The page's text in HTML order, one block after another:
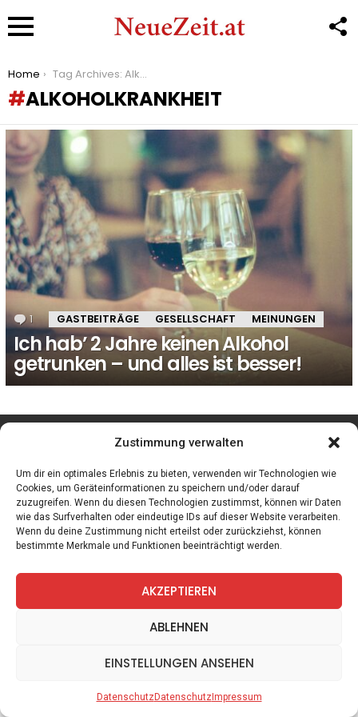
Zustimmung verwalten
Um dir ein optimales Erlebnis zu bieten, verwenden wir Technologien wie
Cookies, um Geräteinformationen zu speichern und/oder darauf
zuzugreifen. Wenn du diesen Technologien zustimmst, können wir Daten
wie das Surfverhalten oder eindeutige IDs auf dieser Website verarbeiten.
Wenn du deine Zustimmung nicht erteilst oder zurückziehst, können
bestimmte Merkmale und Funktionen beeinträchtigt werden.
AKZEPTIEREN
ABLEHNEN
EINSTELLUNGEN ANSEHEN
DatenschutzDatenschutzImpressum
You are here:
Home Tag Archives: Alkoholkrankheit
ALKOHOLKRANKHEIT
LATEST
STORIES
1 Kommentar
GASTBEITRÄGE GESELLSCHAFT MEINUNGEN
Ich hab’ 2 Jahre keinen Alkohol
getrunken – und alles ist besser!
facebook instagram
Spiele Zitate Kontakt Datenschutz Impressum